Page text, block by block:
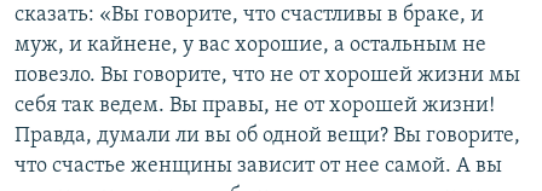
сказать: «Вы говорите, что счастливы в браке, и
муж, и кайнене, у вас хорошие, а остальным не
повезло. Вы говорите, что не от хорошей жизни мы
себя так ведем. Вы правы, не от хорошей жизни!
Правда, думали ли вы об одной вещи? Вы говорите,
что счастье женщины зависит от нее самой. А вы